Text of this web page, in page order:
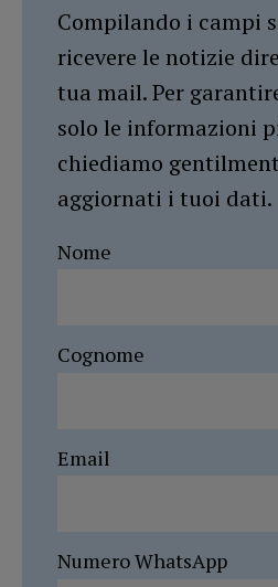
Compilando i campi
ricevere le notizie
tua mail. Per
solo le informazioni
chiediamo
aggiornati i tuoi dati.
Nome
Cognome
Email
Numero WhatsApp